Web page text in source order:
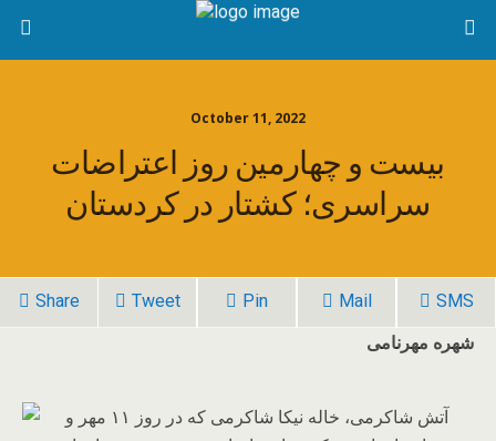
October 11, 2022
بیست و چهارمین روز اعتراضات
سراسری؛ کشتار در کردستان
Share Tweet Pin Mail SMS
شهره مهرنامی